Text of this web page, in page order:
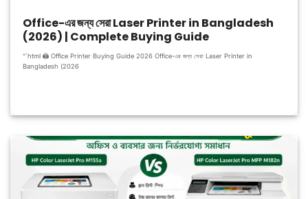
Office-এর জন্য সেরা Laser Printer in Bangladesh
(2026) | Complete Buying Guide
“`html 🖨️ Office Printer Buying Guide 2026 Office-এর জন্য সেরা Laser Printer in
Bangladesh (2026